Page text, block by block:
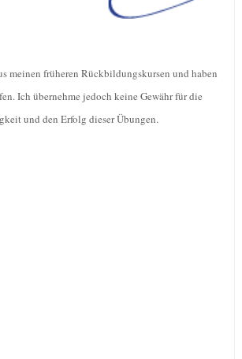
meinen früheren Rückbildungskursen und haben
Ich übernehme jedoch keine Gewähr für die
und den Erfolg dieser Übungen.